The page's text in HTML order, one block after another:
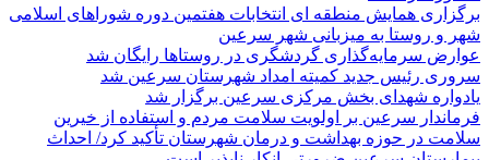
برگزاری همایش منطقه ای انتخابات هفتمین دوره شوراهای اسلامی
شهر و روستا به میزبانی شهر سرعین
عوارض سرمایه‌گذاری گردشگری در روستاها رایگان شد
سروری رئیس جدید کمیته امداد شهرستان سرعین شد
یادواره شهدای بخش مرکزی سرعین برگزار شد
فرماندار سرعین بر اولویت سلامت مردم و استفاده از خیرین
سلامت در حوزه بهداشت و درمان شهرستان تأکید کرد/ احداث